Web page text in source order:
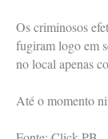
Os criminosos
fugiram logo em
no local apenas
Até o momento